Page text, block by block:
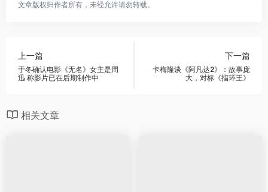
文章版权归作者所有，未经允许请勿转载。
上一篇
于冬确认电影《无名》女主是周
迅 称影片已在后期制作中
下一篇
卡梅隆谈《阿凡达2》：故事庞
大，对标《指环王》
相关文章